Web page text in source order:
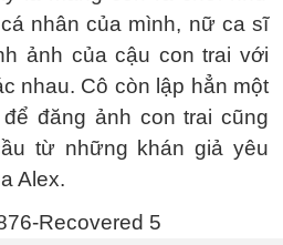
cá nhân của mình, nữ ca sĩ
ảnh của cậu con trai với
nhau. Cô còn lập hẳn một
đăng ảnh con trai cũng
từ những khán giả yêu
Alex.